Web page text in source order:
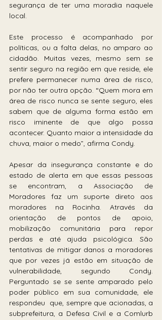
segurança de ter uma moradia naquele
local.
Este processo é acompanhado por
políticas, ou a falta delas, no amparo ao
cidadão. Muitas vezes, mesmo sem se
sentir seguro na região em que reside, ele
prefere permanecer numa área de risco,
por não ter outra opção. “Quem mora em
área de risco nunca se sente seguro, eles
sabem que de alguma forma estão em
risco iminente de que algo possa
acontecer. Quanto maior a intensidade da
chuva, maior o medo”, afirma Condy.
Apesar da insegurança constante e do
estado de alerta em que essas pessoas
se encontram, a Associação de
Moradores faz um suporte direto aos
moradores na Rocinha. Através da
orientação de pontos de apoio,
mobilização comunitária para repor
perdas e até ajuda psicológica. São
tentativas de mitigar danos a moradores
que por vezes já estão em situação de
vulnerabilidade, segundo Condy.
Perguntado se se sente amparado pelo
poder público em sua comunidade, ele
respondeu  que, sempre que acionadas, a
subprefeitura, a Defesa Civil e a Comlurb